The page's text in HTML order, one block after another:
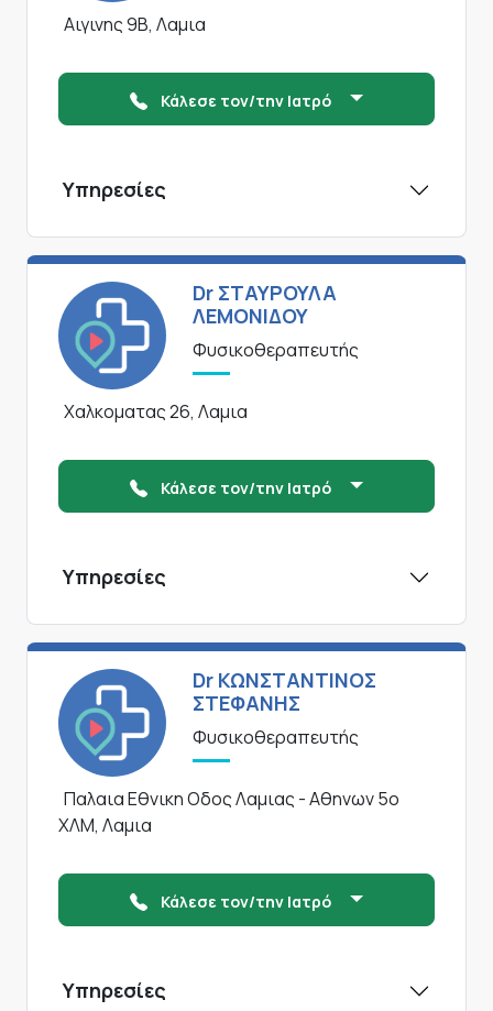
Αιγινης 9Β, Λαμια
Κάλεσε τον/την Ιατρό
Υπηρεσίες
Dr ΣΤΑΥΡΟΥΛΑ
ΛΕΜΟΝΙΔΟΥ
Φυσικοθεραπευτής
Χαλκοματας 26, Λαμια
Κάλεσε τον/την Ιατρό
Υπηρεσίες
Dr ΚΩΝΣΤΑΝΤΙΝΟΣ
ΣΤΕΦΑΝΗΣ
Φυσικοθεραπευτής
Παλαια Εθνικη Οδος Λαμιας - Αθηνων 5ο
ΧΛΜ, Λαμια
Κάλεσε τον/την Ιατρό
Υπηρεσίες